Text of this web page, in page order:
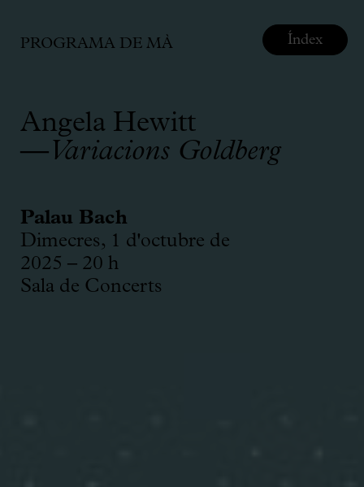
PROGRAMA DE MÀ
Angela Hewitt
— Variacions Goldberg
Palau Bach
Dimecres, 1 d'octubre de
2025 – 20 h
Sala de Concerts
Índex